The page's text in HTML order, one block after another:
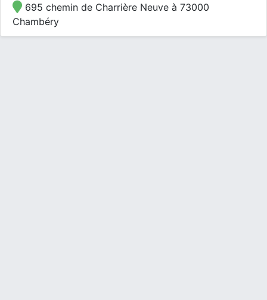
695 chemin de Charrière Neuve à 73000
Chambéry